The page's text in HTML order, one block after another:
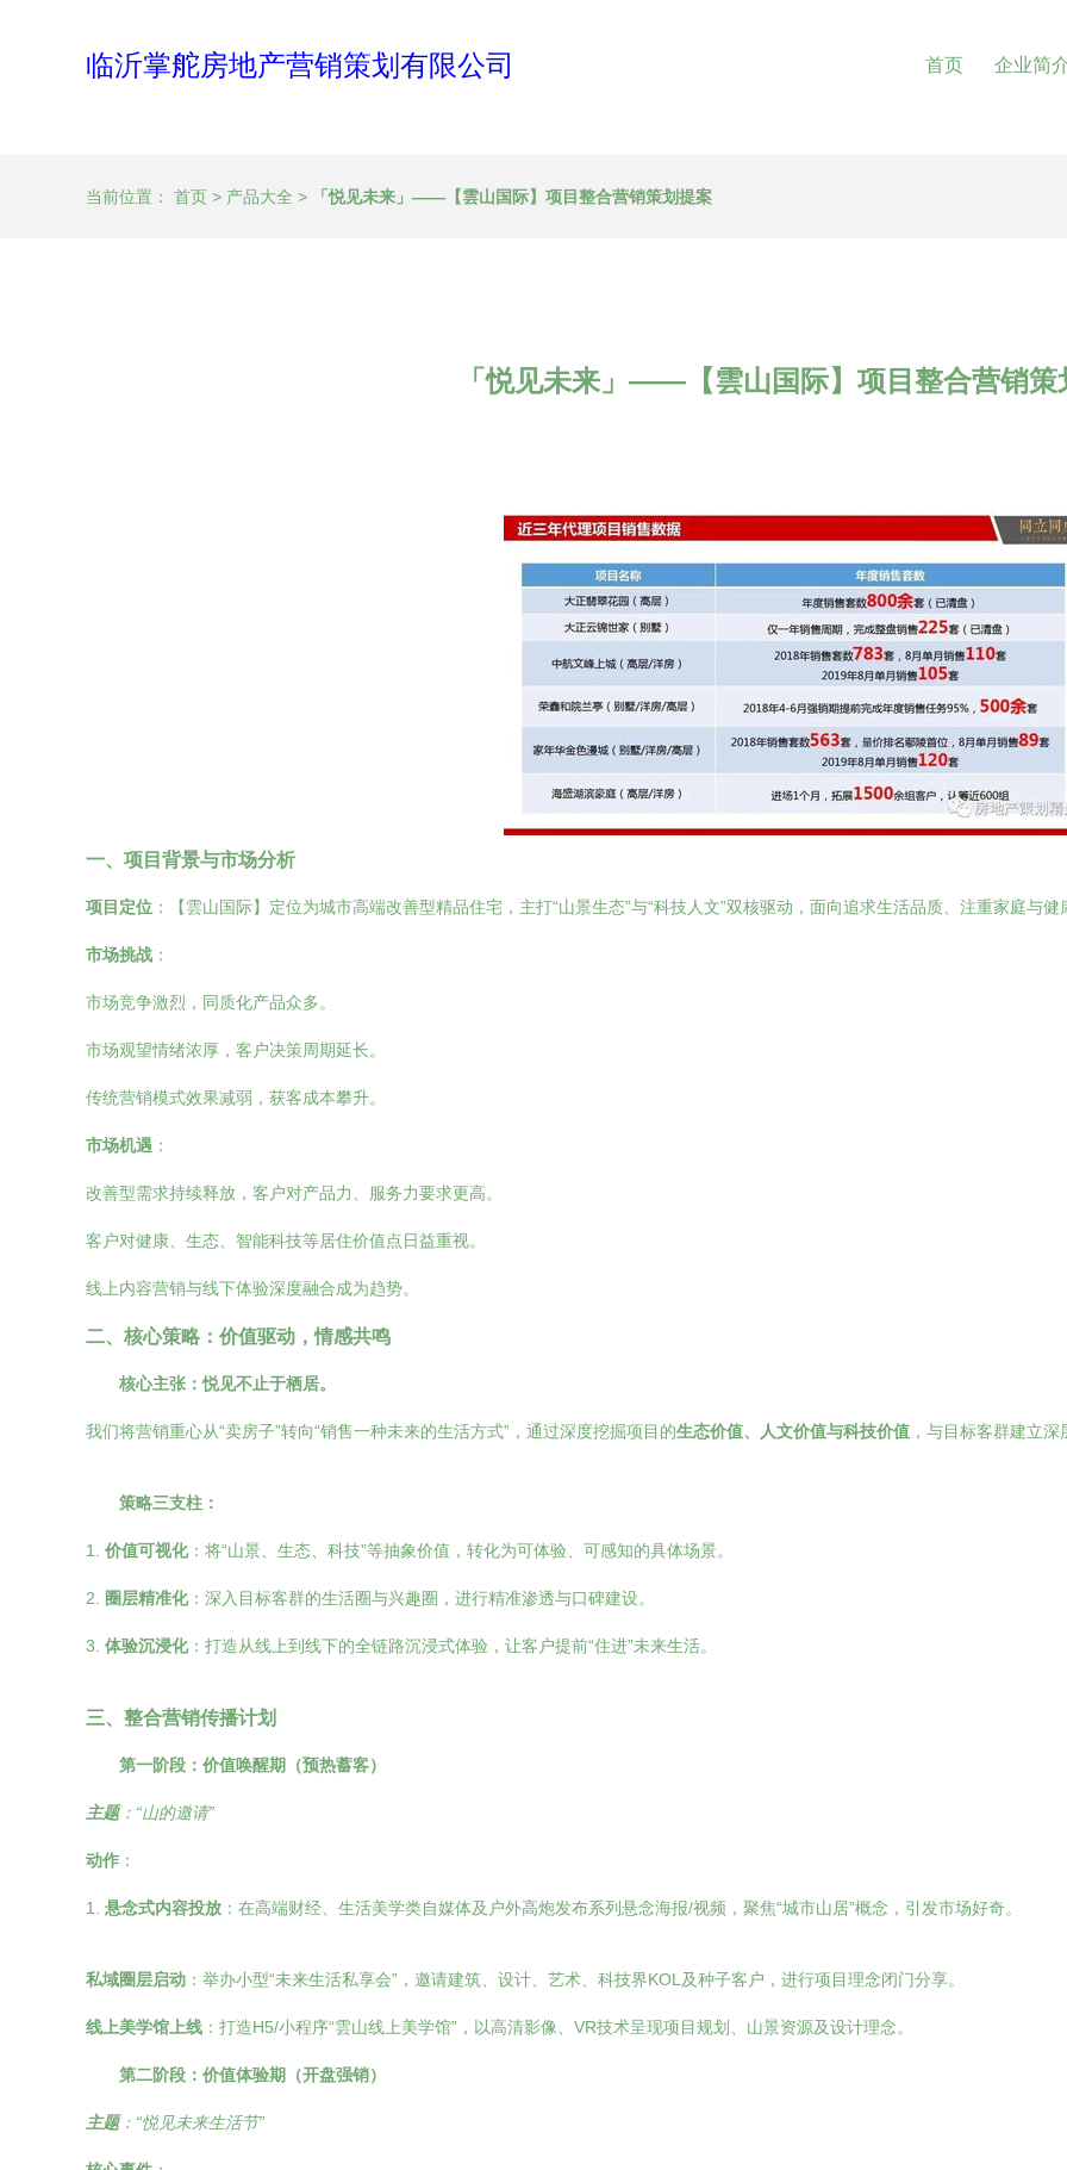
临沂掌舵房地产营销策划有限公司 首页 企业简
当前位置： 首页 > 产品大全 > 「悦见未来」——【雲山国际】项目整合营销策划提案
「悦见未来」——【雲山国际】项目整合营销策
一、项目背景与市场分析
项目定位 ：【雲山国际】定位为城市高端改善型精品住宅，主打“山景生态”与“科技人文”双核驱动，面向追求生活品质、注重家庭与健
市场挑战 ：
市场竞争激烈，同质化产品众多。
市场观望情绪浓厚，客户决策周期延长。
传统营销模式效果减弱，获客成本攀升。
市场机遇 ：
改善型需求持续释放，客户对产品力、服务力要求更高。
客户对健康、生态、智能科技等居住价值点日益重视。
线上内容营销与线下体验深度融合成为趋势。
二、核心策略：价值驱动，情感共鸣
核心主张：悦见不止于栖居。
我们将营销重心从“卖房子”转向“销售一种未来的生活方式”，通过深度挖掘项目的生态价值、人文价值与科技价值 ，与目标客群建立深
策略三支柱：
1. 价值可视化：将“山景、生态、科技”等抽象价值，转化为可体验、可感知的具体场景。
2. 圈层精准化：深入目标客群的生活圈与兴趣圈，进行精准渗透与口碑建设。
3. 体验沉浸化：打造从线上到线下的全链路沉浸式体验，让客户提前“住进”未来生活。
三、整合营销传播计划
第一阶段：价值唤醒期（预热蓄客）
主题：“山的邀请”
动作 ：
1. 悬念式内容投放 ：在高端财经、生活美学类自媒体及户外高炮发布系列悬念海报/视频，聚焦“城市山居”概念，引发市场好奇。
私域圈层启动 ：举办小型“未来生活私享会”，邀请建筑、设计、艺术、科技界KOL及种子客户，进行项目理念闭门分享。
线上美学馆上线 ：打造H5/小程序“雲山线上美学馆”，以高清影像、VR技术呈现项目规划、山景资源及设计理念。
第二阶段：价值体验期（开盘强销）
主题：“悦见未来生活节”